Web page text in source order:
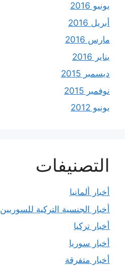
يونيو 2016
أبريل 2016
مارس 2016
يناير 2016
ديسمبر 2015
نوفمبر 2015
يونيو 2012
التصنيفات
أخبار ألمانيا
أخبار الجنسية التركية للسوريين
أخبار تركيا
أخبار سوريا
أخبار متفرقة